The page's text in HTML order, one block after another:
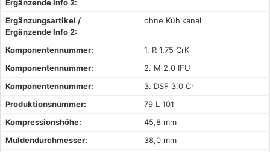
Ergänzende Info 2:
Ergänzungsartikel /
Ergänzende Info 2:
ohne Kühlkanal
Komponentennummer:
1. R 1.75 CrK
Komponentennummer:
2. M 2.0 IFU
Komponentennummer:
3. DSF 3.0 Cr
Produktionsnummer:
79 L 101
Kompressionshöhe:
45,8 mm
Muldendurchmesser:
38,0 mm